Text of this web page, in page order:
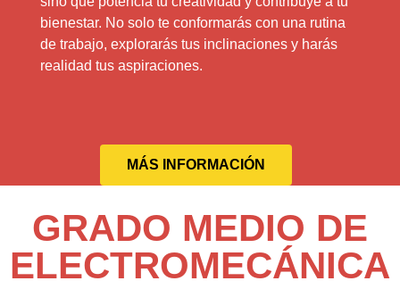
bienestar. No solo te conformarás con una rutina
de trabajo, explorarás tus inclinaciones y harás
realidad tus aspiraciones.
MÁS INFORMACIÓN
GRADO MEDIO DE
ELECTROMECÁNICA